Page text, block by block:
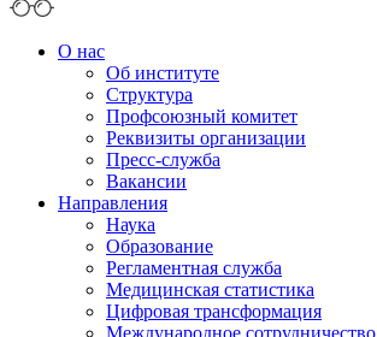
О нас
Об институте
Структура
Профсоюзный комитет
Реквизиты организации
Пресс-служба
Вакансии
Направления
Наука
Образование
Регламентная служба
Медицинская статистика
Цифровая трансформация
Международное сотрудничество